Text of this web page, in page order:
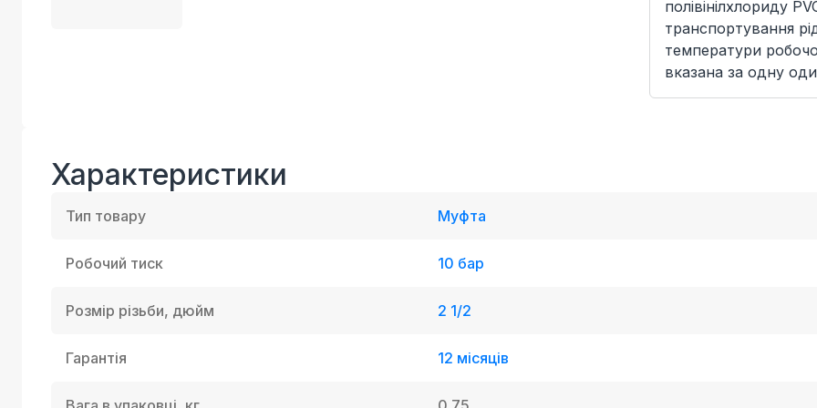
полівінілхлориду
транспортування
температури
вказана за одну
Характеристики
Тип товару Муфта
Робочий тиск 10 бар
Розмір різьби, дюйм 2 1/2
Гарантія 12 місяців